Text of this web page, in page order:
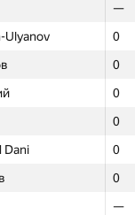
—
Ulyanov 0
0
0
0
Dani 0
0
—
—
0
0
0
0
0
0
—
—
Ulyanov 0
0
0
0
Dani 0
0
—